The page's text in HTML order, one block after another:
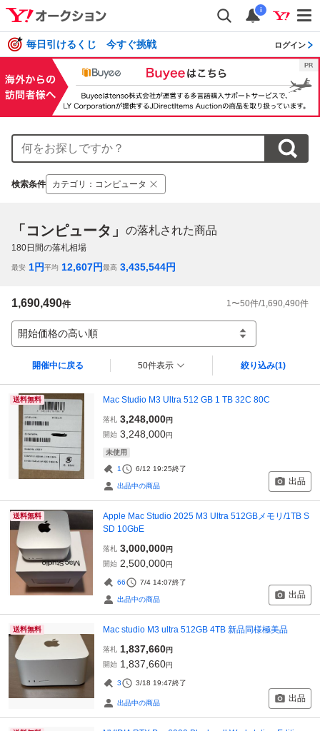
i
毎日引けるくじ 今すぐ挑戦 ログイン
検索条件 カテゴリ ： コンピュータ
「コンピュータ」 の落札された商品
180日間の落札相場
最安 1円平均 12,607円最高 3,435,544円
1,690,490件 1 〜50件/1,690,490件
開始価格の高い順
開催中に戻る 50件表示 絞り込み(1)
送料無料 Mac Studio M3 Ultra 512 GB 1 TB 32C 80C
落札 3,248,000円
開始 3,248,000円
未使用
1 6/12 19:25終了
出品中の商品 出品
送料無料
Apple Mac Studio 2025 M3 Ultra 512GBメモリ/1TB S
SD 10GbE
落札 3,000,000円
開始 2,500,000円
66 7/4 14:07終了
出品中の商品 出品
送料無料 Mac studio M3 ultra 512GB 4TB 新品同様極美品
落札 1,837,660円
開始 1,837,660円
3 3/18 19:47終了
出品中の商品 出品